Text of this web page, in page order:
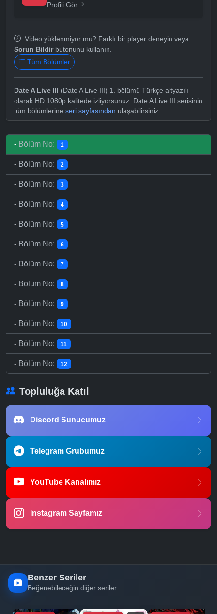
Profili Gör
Video yüklenmiyor mu? Farklı bir player deneyin veya
Sorun Bildirbutonunu kullanın.
Tüm Bölümler
Date A Live III (Date A Live III) 1. bölümü Türkçe altyazılı
olarak HD 1080p kalitede izliyorsunuz. Date A Live III serisinin
tüm bölümlerine seri sayfasından ulaşabilirsiniz.
- Bölüm No: 1
- Bölüm No: 2
- Bölüm No: 3
- Bölüm No: 4
- Bölüm No: 5
- Bölüm No: 6
- Bölüm No: 7
- Bölüm No: 8
- Bölüm No: 9
- Bölüm No: 10
- Bölüm No: 11
- Bölüm No: 12
Topluluğa Katıl
Discord Sunucumuz
Telegram Grubumuz
YouTube Kanalımız
Instagram Sayfamız
Benzer Seriler
Beğenebileceğin diğer seriler